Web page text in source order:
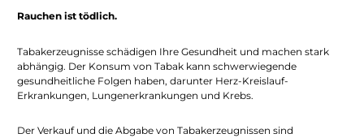
Rauchen ist tödlich.
Tabakerzeugnisse schädigen Ihre Gesundheit und machen stark
abhängig. Der Konsum von Tabak kann schwerwiegende
gesundheitliche Folgen haben, darunter Herz-Kreislauf-
Erkrankungen, Lungenerkrankungen und Krebs.
Der Verkauf und die Abgabe von Tabakerzeugnissen sind